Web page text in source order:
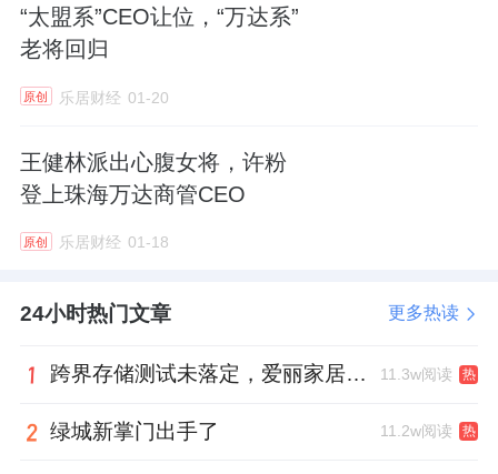
“太盟系”CEO让位，“万达系”
老将回归
原创 乐居财经 01-20
王健林派出心腹女将，许粉
登上珠海万达商管CEO
原创 乐居财经 01-18
24小时热门文章 更多热读
跨界存储测试未落定，爱丽家居复牌前自揭多重风险 11.3w阅读 热
绿城新掌门出手了 11.2w阅读 热